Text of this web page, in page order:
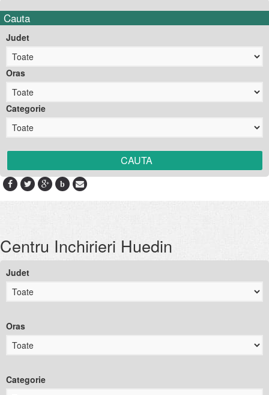
Cauta
Judet
Oras
Categorie
b
Centru Inchirieri Huedin
Judet
Oras
Categorie